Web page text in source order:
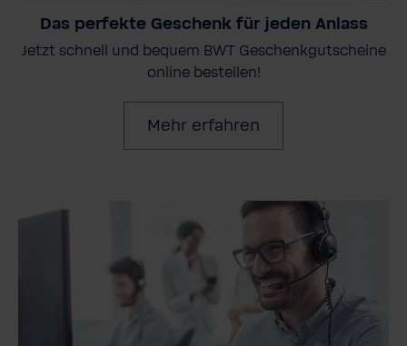
Das perfekte Geschenk für jeden Anlass
Jetzt schnell und bequem BWT Geschenkgutscheine
online bestellen!
Mehr erfahren